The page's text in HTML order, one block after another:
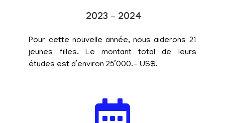
2023 – 2024
Pour cette nouvelle année, nous aiderons 21
jeunes filles. Le montant total de leurs
études est d’environ 25’000.- US$.